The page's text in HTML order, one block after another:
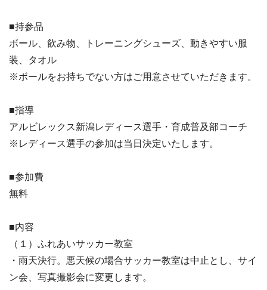
■持参品
ボール、飲み物、トレーニングシューズ、動きやすい服
装、タオル
※ボールをお持ちでない方はご用意させていただきます。
■指導
アルビレックス新潟レディース選手・育成普及部コーチ
※レディース選手の参加は当日決定いたします。
■参加費
無料
■内容
（１）ふれあいサッカー教室
・雨天決行。悪天候の場合サッカー教室は中止とし、サイ
ン会、写真撮影会に変更します。